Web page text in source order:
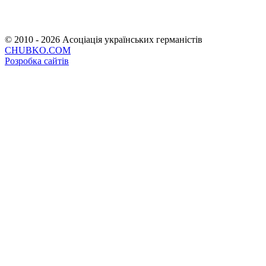
© 2010 - 2026 Асоціація українських германістів
CHUBKO.COM
Розробка сайтів